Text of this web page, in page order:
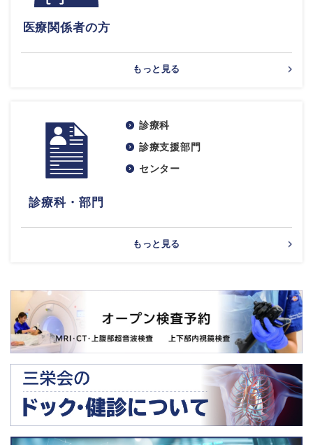
医療関係者の方
もっと見る
診療科・部門
診療科
診療支援部門
センター
もっと見る